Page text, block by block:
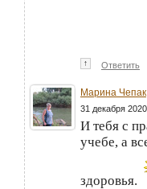
↑ Ответить
Марина Чепак
31 декабря
И тебя с
учебе, а
здоровья.